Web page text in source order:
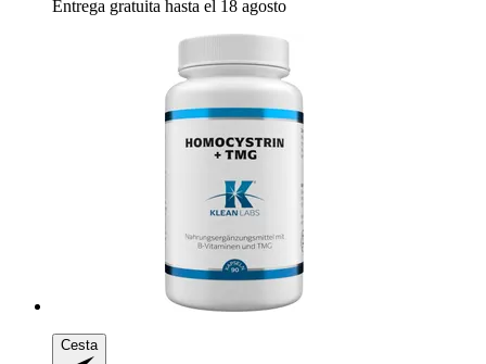
Entrega gratuita hasta el 18 agosto
Cesta